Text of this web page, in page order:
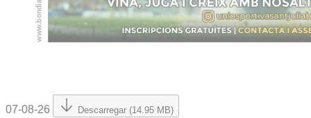
07-08-26 Descarregar (14.95 MB)